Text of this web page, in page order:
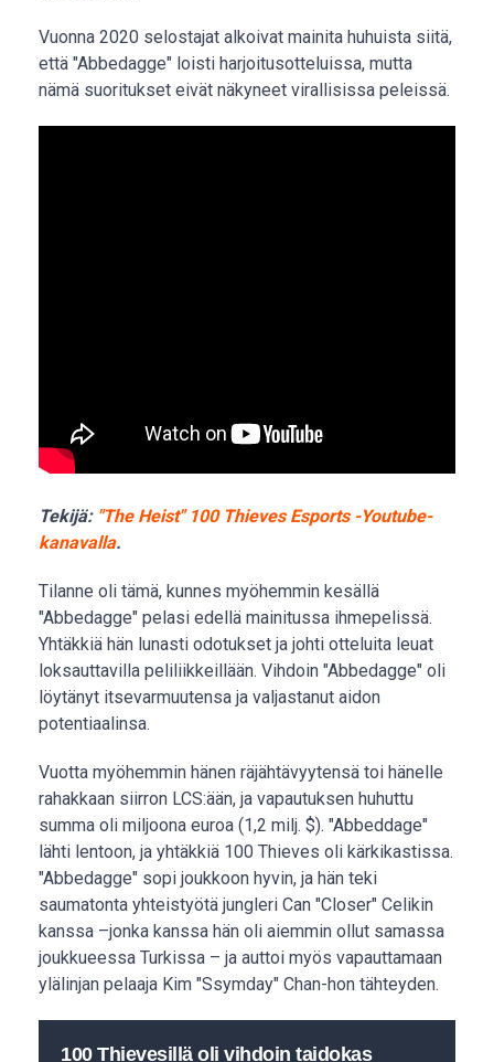
Vuonna 2020 selostajat alkoivat mainita huhuista siitä,
että "Abbedagge" loisti harjoitusotteluissa, mutta
nämä suoritukset eivät näkyneet virallisissa peleissä.
Tekijä: "The Heist" 100 Thieves Esports -Youtube-
kanavalla.
Tilanne oli tämä, kunnes myöhemmin kesällä
"Abbedagge" pelasi edellä mainitussa ihmepelissä.
Yhtäkkiä hän lunasti odotukset ja johti otteluita leuat
loksauttavilla peliliikkeillään. Vihdoin "Abbedagge" oli
löytänyt itsevarmuutensa ja valjastanut aidon
potentiaalinsa.
Vuotta myöhemmin hänen räjähtävyytensä toi hänelle
rahakkaan siirron LCS:ään, ja vapautuksen huhuttu
summa oli miljoona euroa (1,2 milj. $). "Abbeddage"
lähti lentoon, ja yhtäkkiä 100 Thieves oli kärkikastissa.
"Abbedagge" sopi joukkoon hyvin, ja hän teki
saumatonta yhteistyötä jungleri Can "Closer" Celikin
kanssa –jonka kanssa hän oli aiemmin ollut samassa
joukkueessa Turkissa – ja auttoi myös vapauttamaan
ylälinjan pelaaja Kim "Ssymday" Chan-hon tähteyden.
100 Thievesillä oli vihdoin taidokas